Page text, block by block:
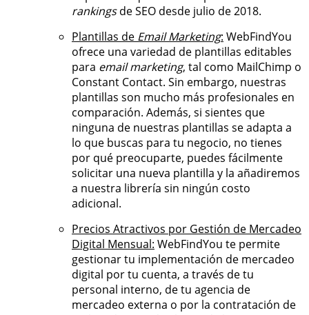
rankingsde SEO desde julio de 2018.
Plantillas de Email Marketing: WebFindYou
ofrece una variedad de plantillas editables
para email marketing, tal como MailChimp o
Constant Contact. Sin embargo, nuestras
plantillas son mucho más profesionales en
comparación. Además, si sientes que
ninguna de nuestras plantillas se adapta a
lo que buscas para tu negocio, no tienes
por qué preocuparte, puedes fácilmente
solicitar una nueva plantilla y la añadiremos
a nuestra librería sin ningún costo
adicional.
Precios Atractivos por Gestión de Mercadeo
Digital Mensual: WebFindYou te permite
gestionar tu implementación de mercadeo
digital por tu cuenta, a través de tu
personal interno, de tu agencia de
mercadeo externa o por la contratación de